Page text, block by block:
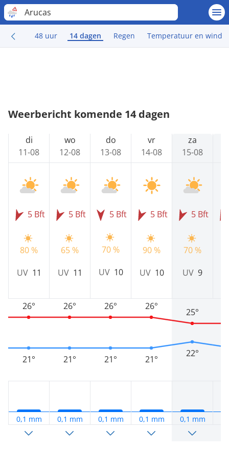
Arucas
48 uur 14 dagen Regen Temperatuur en wind
Weerbericht komende 14 dagen
di
11-08
5 Bft
80 %
UV 11
21°
26°
0,1 mm
wo
12-08
5 Bft
65 %
UV 11
21°
26°
0,1 mm
do
13-08
5 Bft
70 %
UV 10
21°
26°
0,1 mm
vr
14-08
5 Bft
90 %
UV 10
21°
26°
0,1 mm
za
15-08
5 Bft
70 %
UV 9
22°
25°
0,1 mm